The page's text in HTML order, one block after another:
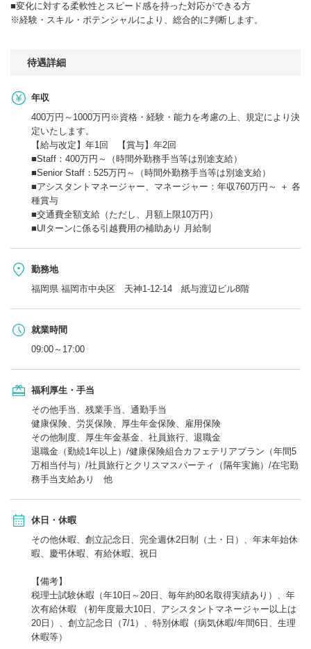
■変化に対する柔軟性とスピード感を持った対応ができる方
※経験・スキル・ポテンシャルにより、総合的に判断します。
待遇詳細
年収
400万円～1000万円※資格・経験・能力を考慮の上、規定により決
定いたします。
【給与改定】年1回 【賞与】年2回
■Staff：400万円～（時間外勤務手当等は別途支給）
■Senior Staff：525万円～（時間外勤務手当等は別途支給）
■アシスタントマネージャー、マネージャー：年収760万円～ ＋ 各
種賞与
■交通費全額支給（ただし、月額上限10万円）
■UIターンに係る引越費用の補助あり 月給制
勤務地
福岡県 福岡市中央区 天神1-12-14 紙与渡辺ビル8階
就業時間
09:00～17:00
福利厚生・手当
その他手当、残業手当、通勤手当
健康保険、労災保険、厚生年金保険、雇用保険
その他制度、厚生年金基金、社員旅行、退職金
退職金（勤続1年以上）/健康保険組合カフェテリアプラン（年間5
万相当付与）/社員旅行とクリスマスパーティ（隔年実施）/在宅勤
務手当支給あり 他
休日・休暇
その他休暇、創立記念日、完全週休2日制（土・日）、年末年始休
暇、慶弔休暇、有給休暇、祝日
【備考】
税理士試験休暇（年10日～20日、毎年約80名取得実績あり）、年
次有給休暇 （初年度最大10日、アシスタントマネージャー以上は
20日）、創立記念日（7/1）、特別休暇（病気休暇/年間6日、生理
休暇等）